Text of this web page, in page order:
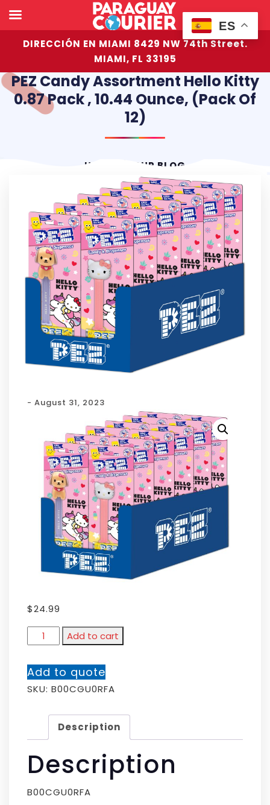
DIRECCIÓN EN MIAMI 8429 NW 74th Street.
MIAMI, FL 33195
PEZ Candy Assortment Hello Kitty
0.87 Pack , 10.44 Ounce, (Pack Of
12)
HOME OUR BLOG
- August 31, 2023
$24.99
Add to cart
Add to quote
SKU: B00CGU0RFA
Description
Description
B00CGU0RFA
ES